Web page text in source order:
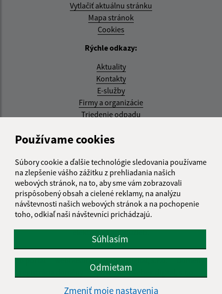
Používame cookies
Súbory cookie a ďalšie technológie sledovania používame
na zlepšenie vášho zážitku z prehliadania našich
webových stránok, na to, aby sme vám zobrazovali
prispôsobený obsah a cielené reklamy, na analýzu
návštevnosti našich webových stránok a na pochopenie
toho, odkiaľ naši návštevníci prichádzajú.
Súhlasím
Odmietam
Zmeniť moje nastavenia
Vytlačiť aktuálnu stránku
Mapa stránok
Cookies
Rýchle odkazy:
Aktuality
Kontakty
E-služby
Firmy a organizácie
Triedenie odpadu
Aktualizované:
RSS
Správca obsahu:
Správca obsahu je Obec Kysak.
Vytvorené v súlade s
Jednotným dizajn manuálom
elektronických služieb.
web portál webhosting webex.digital, s.r.o.
domény
spoločnosť webex.digital, s.r.o.
Technický prevádzkovateľ: